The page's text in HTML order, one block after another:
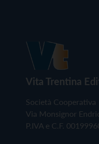
Vita Trentina
Società Cooperativa
Via Monsignor
P.IVA e C.F.